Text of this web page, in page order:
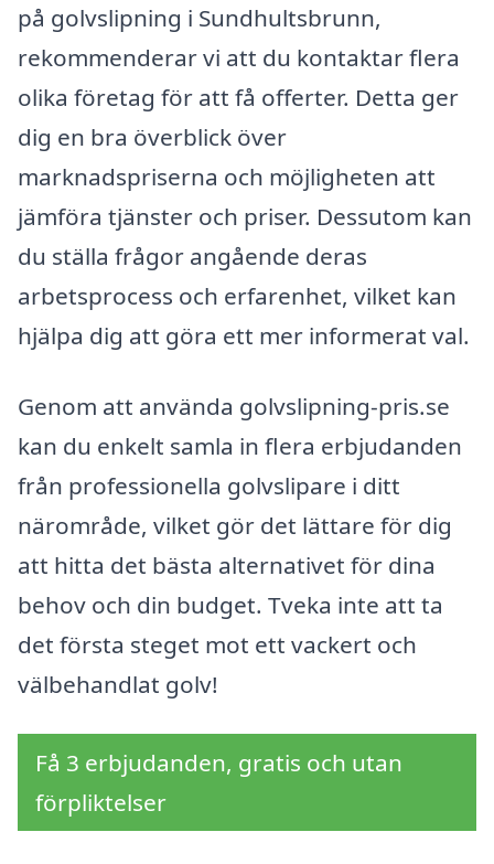
på golvslipning i Sundhultsbrunn,
rekommenderar vi att du kontaktar flera
olika företag för att få offerter. Detta ger
dig en bra överblick över
marknadspriserna och möjligheten att
jämföra tjänster och priser. Dessutom kan
du ställa frågor angående deras
arbetsprocess och erfarenhet, vilket kan
hjälpa dig att göra ett mer informerat val.
Genom att använda golvslipning-pris.se
kan du enkelt samla in flera erbjudanden
från professionella golvslipare i ditt
närområde, vilket gör det lättare för dig
att hitta det bästa alternativet för dina
behov och din budget. Tveka inte att ta
det första steget mot ett vackert och
välbehandlat golv!
Få 3 erbjudanden, gratis och utan
förpliktelser